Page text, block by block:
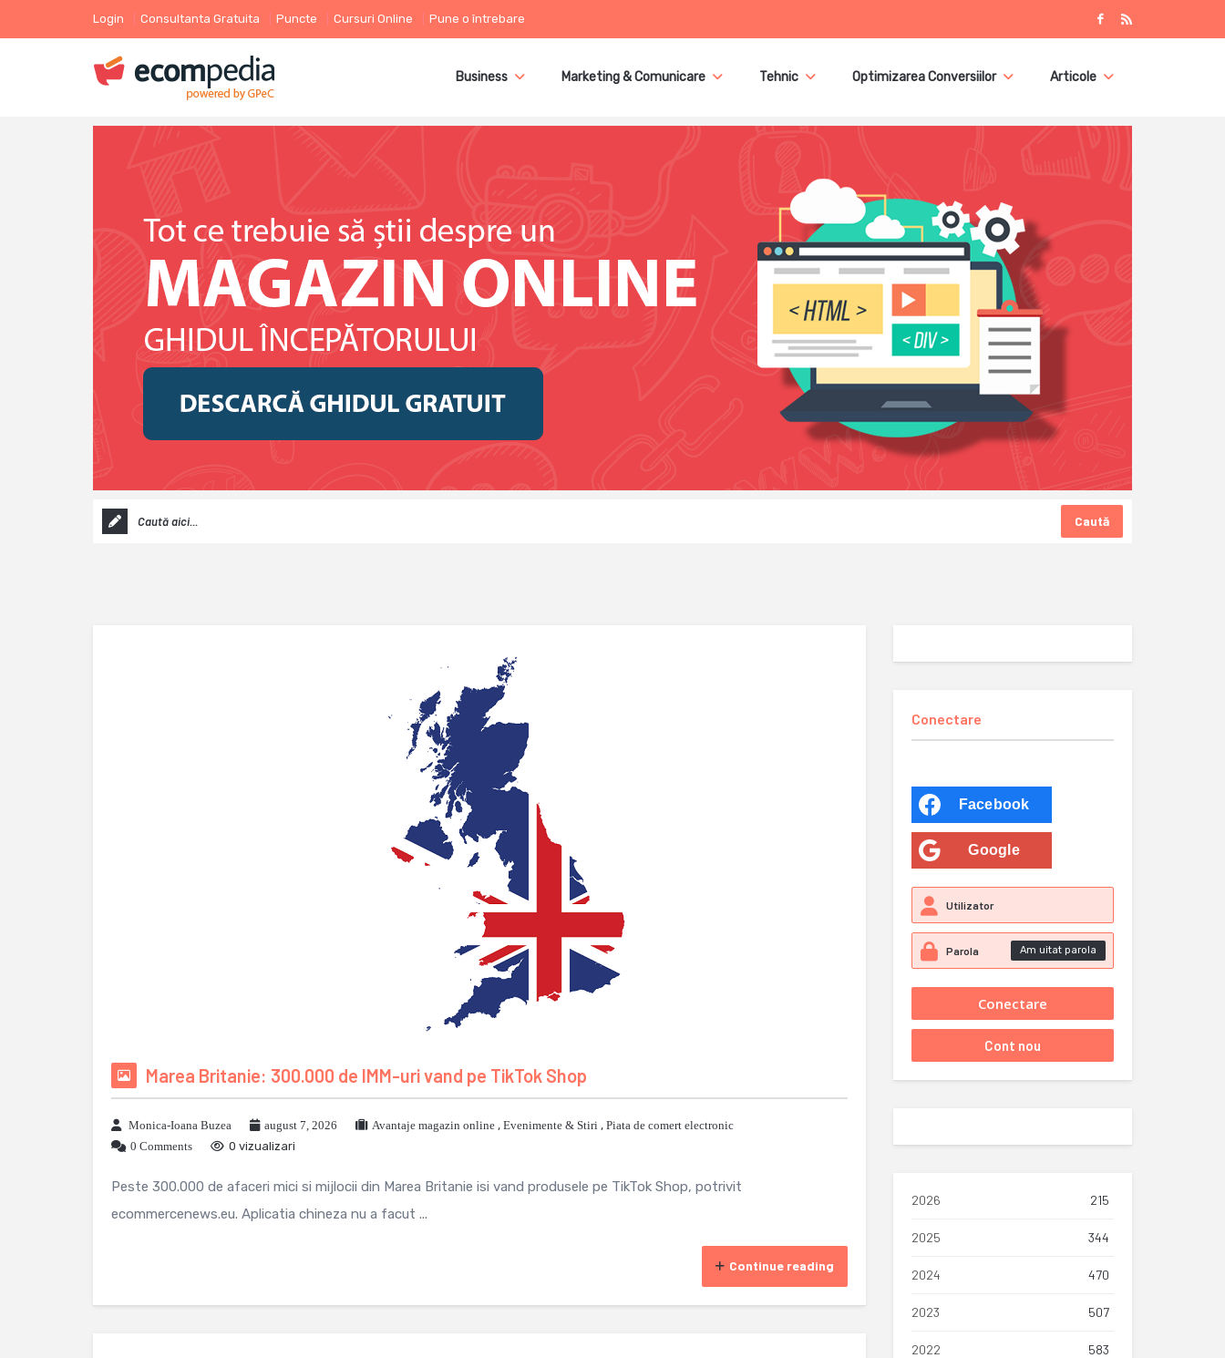
Login Consultanta Gratuita Puncte Cursuri Online Pune o întrebare
Business Marketing & Comunicare Tehnic Optimizarea Conversiilor Articole
Caută
Marea Britanie: 300.000 de IMM-uri vand pe TikTok Shop
Monica-Ioana Buzea august 7, 2026 Avantaje magazin online , Evenimente & Stiri , Piata de comert electronic
0 Comments
0 vizualizari
Peste 300.000 de afaceri mici si mijlocii din Marea Britanie isi vand produsele pe TikTok Shop, potrivit
ecommercenews.eu. Aplicatia chineza nu a facut ...
Continue reading
Conectare
Facebook
Google
Am uitat parola
2026 215
2025 344
2024 470
2023 507
2022 583